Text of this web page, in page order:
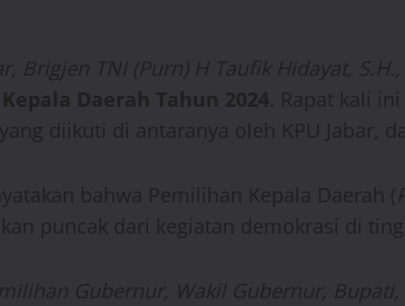
Brigjen TNI (Purn) H Taufik Hidayat,
Daerah Tahun 2024. Rapat kali
diikuti di antaranya oleh KPU Jabar,
bahwa Pemilihan Kepala Daerah (
puncak dari kegiatan demokrasi di
Gubernur, Wakil Gubernur,